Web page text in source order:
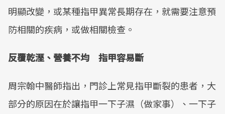
明顯改變，或某種指甲異常長期存在，就需要注意預
防相關的疾病，或做相關檢查。
反覆乾溼、營養不均 指甲容易斷
周宗翰中醫師指出，門診上常見指甲斷裂的患者，大
部分的原因在於讓指甲一下子濕（做家事）、一下子